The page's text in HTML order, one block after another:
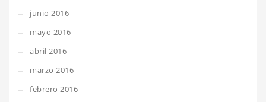
junio 2016
mayo 2016
abril 2016
marzo 2016
febrero 2016